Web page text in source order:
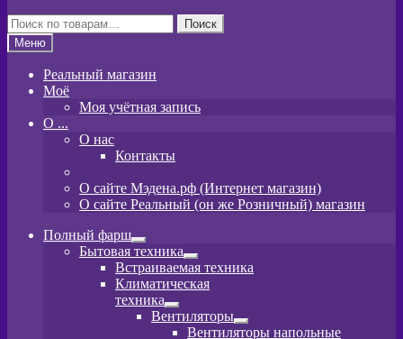
Искать:
Поиск
Меню
Реальный магазин
Моё
Моя учётная запись
O ...
О нас
Контакты
О сайте Мэдена.рф (Интернет магазин)
О сайте Реальный (он же Розничный) магазин
Полный фарш
Развернутое
вложенное
меню
Бытовая техника
Развернутое
вложенное
меню
Встраиваемая техника
Климатическая
техника
Развернутое
вложенное
Вентиляторы
Развернутое
Вентиляторы напольные